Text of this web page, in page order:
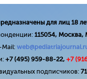
для лиц 18
115054, Москва,
Mail:
+7 (495) 959-88-22, +7 (
подписчиков: